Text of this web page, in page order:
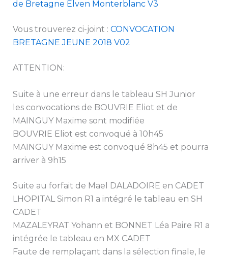
de Bretagne Elven Monterblanc V3
Vous trouverez ci-joint : CONVOCATION
BRETAGNE JEUNE 2018 V02
ATTENTION:
Suite à une erreur dans le tableau SH Junior
les convocations de BOUVRIE Eliot et de
MAINGUY Maxime sont modifiée
BOUVRIE Eliot est convoqué à 10h45
MAINGUY Maxime est convoqué 8h45 et pourra
arriver à 9h15
Suite au forfait de Mael DALADOIRE en CADET
LHOPITAL Simon R1 a intégré le tableau en SH
CADET
MAZALEYRAT Yohann et BONNET Léa Paire R1 a
intégrée le tableau en MX CADET
Faute de remplaçant dans la sélection finale, le